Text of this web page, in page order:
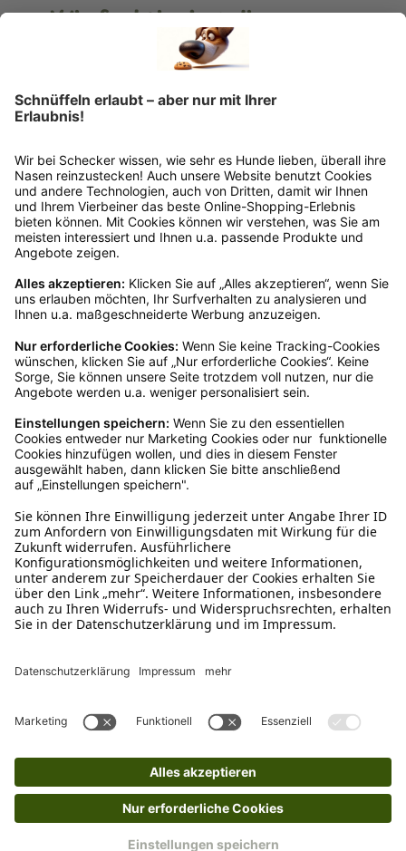
Wie funktioniert die
Rücksendung?
Bitte fülle das Rücksendeformular aus. Dieses
findest du online. Verpacke die Artikel
Rücksendeetikett auf das Paket. Dieses kannst du
dir in deinem Kundenkonto anfordern. Hast du als
Gast bestellt, schreibe uns eine Email an
verkauf@schecker.de oder rufe zu unseren
Servicezeiten an, dann lassen wir dir ein
Rücksendeetikett zukommen.
Mo – Fr 9 – 17 Uhr, Sa 9 – 13 Uhr
Ruf uns an
Schreibe uns
verkauf@schecker.de
WhatsApp Support
Tritt unserem Newsletter bei
Mehr von uns